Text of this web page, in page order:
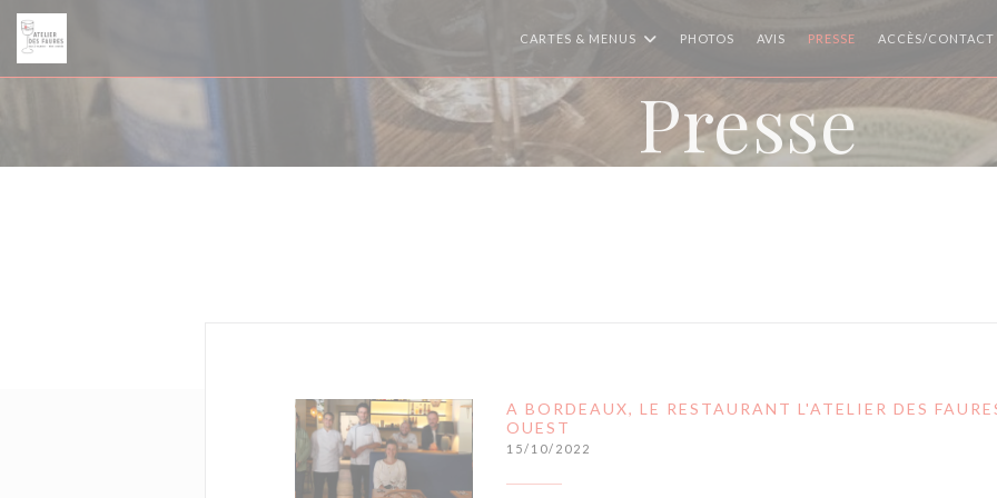
Personnalisation de vos choix en matière de cookies
CARTES & MENUS PHOTOS AVIS PRESSE ACCÈS/CONTACT
Presse
A BORDEAUX, LE RESTAURANT L'ATELIER DES
OUEST
15/10/2022